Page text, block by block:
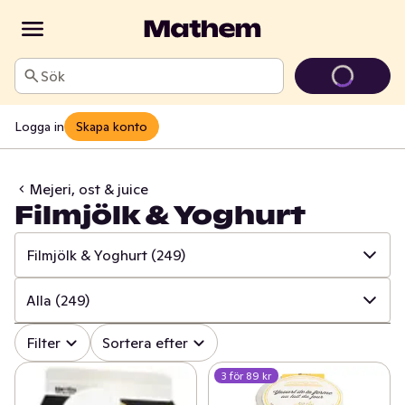
Sök
Logga in Skapa konto
Mejeri, ost & juice
Filmjölk & Yoghurt
Filmjölk & Yoghurt (249)
✓ Alla (1365)
✓ (416)
(100)
Alla (249)
✓ Alla (249)
Filter Sortera efter
3 för 89 kr